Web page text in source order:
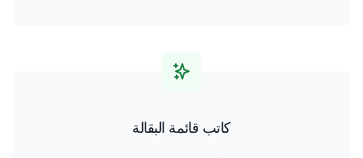
كاتب قائمة البقالة